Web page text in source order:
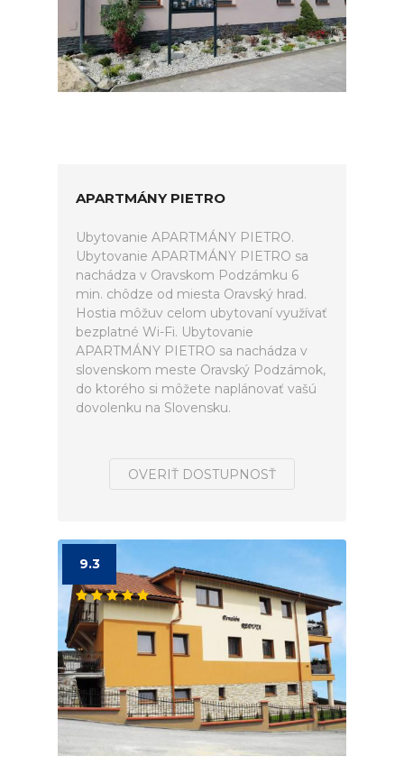
APARTMÁNY PIETRO
Ubytovanie APARTMÁNY PIETRO.
Ubytovanie APARTMÁNY PIETRO sa
nachádza v Oravskom Podzámku 6
min. chôdze od miesta Oravský hrad.
Hostia môžuv celom ubytovaní využívať
bezplatné Wi-Fi. Ubytovanie
APARTMÁNY PIETRO sa nachádza v
slovenskom meste Oravský Podzámok,
do ktorého si môžete naplánovať vašú
dovolenku na Slovensku.
OVERIŤ DOSTUPNOSŤ
9.3